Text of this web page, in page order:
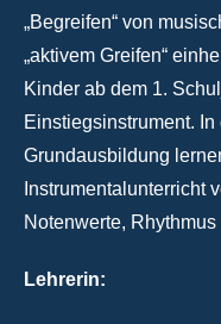
„Begreifen“ von
„aktivem Greifen“
Kinder ab dem 1.
Einstiegsinstrument.
Grundausbildung
Instrumentalunterricht
Notenwerte,
Lehrerin: